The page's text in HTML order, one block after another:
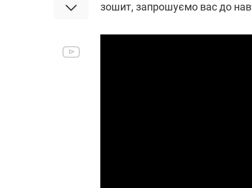
зошит, запрошуємо вас до